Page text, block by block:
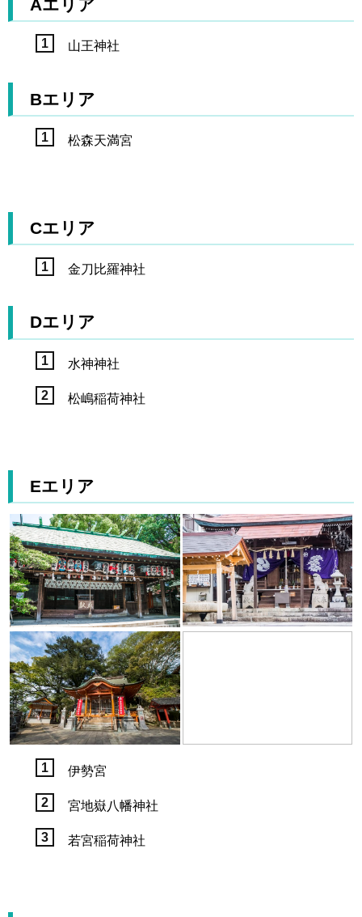
Aエリア
山王神社
Bエリア
松森天満宮
Cエリア
金刀比羅神社
Dエリア
水神神社
松嶋稲荷神社
Eエリア
伊勢宮
宮地嶽八幡神社
若宮稲荷神社